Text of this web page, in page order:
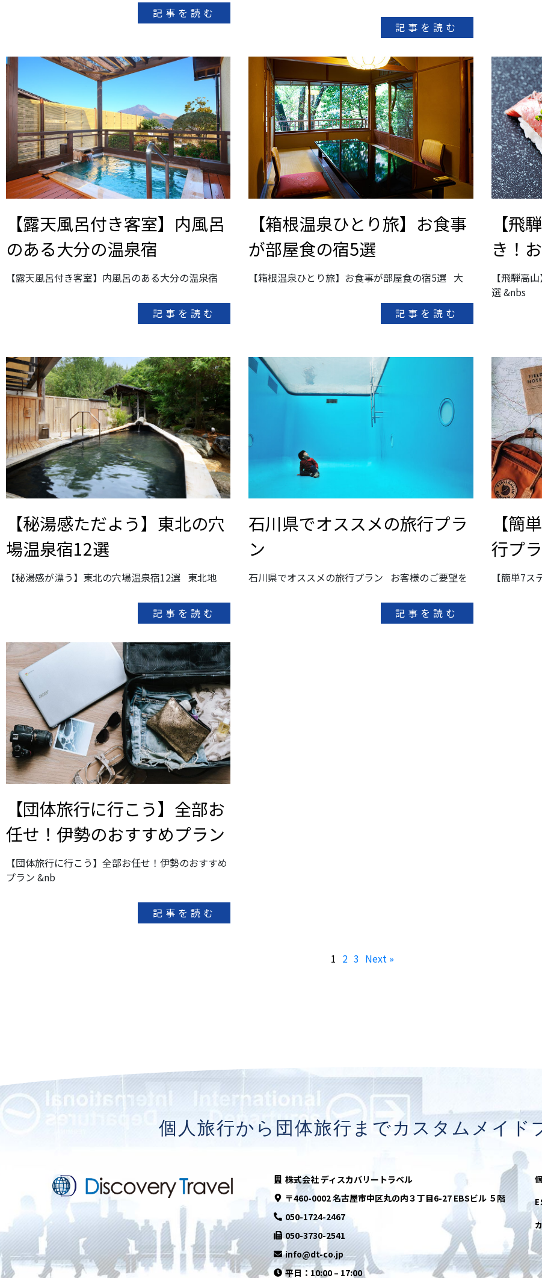
記事を読む
記事を読む
【露天風呂付き客室】内風呂
のある大分の温泉宿
【露天風呂付き客室】内風呂のある大分の温泉宿
記事を読む
【箱根温泉ひとり旅】お食事
が部屋食の宿5選
【箱根温泉ひとり旅】お食事が部屋食の宿5選 大
記事を読む
【飛
き！
【飛騨高
選 &nbs
【秘湯感ただよう】東北の穴
場温泉宿12選
【秘湯感が漂う】東北の穴場温泉宿12選 東北地
記事を読む
石川県でオススメの旅行プラ
ン
石川県でオススメの旅行プラン お客様のご要望を
記事を読む
【簡
行プ
【簡単7
【団体旅行に行こう】全部お
任せ！伊勢のおすすめプラン
【団体旅行に行こう】全部お任せ！伊勢のおすすめ
プラン &nb
記事を読む
1 2 3 Next »
個人旅行から団体旅行までカスタムメイド
株式会社 ディスカバリートラベル
〒460-0002名古屋市中区丸の内３丁目6-27 EBSビル ５階
050-1724-2467
050-3730-2541
info@dt-co.jp
平日：10:00 – 17:00